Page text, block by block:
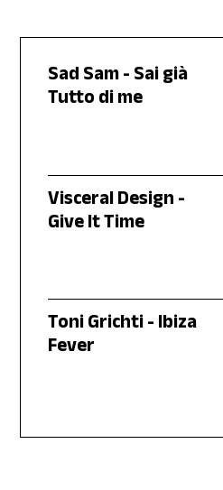
Sad Sam - Sai già
Tutto di me
Visceral Design -
Give It Time
Toni Grichti - Ibiza
Fever